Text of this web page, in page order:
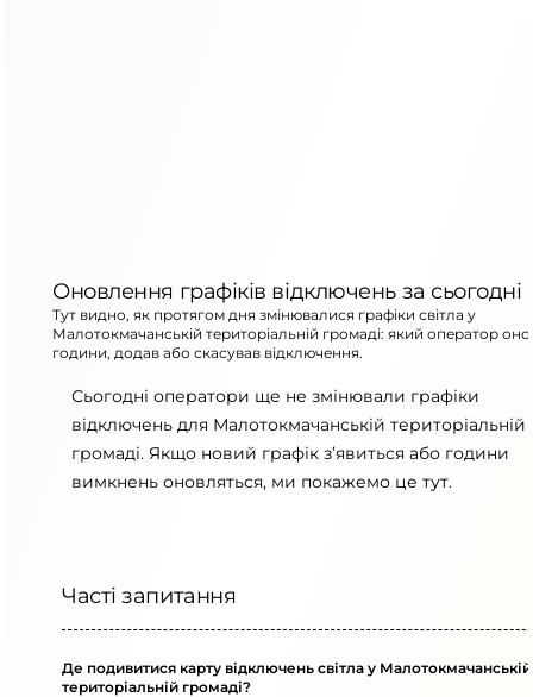
Оновлення графіків відключень за сьогодні
Тут видно, як протягом дня змінювалися графіки світла у
Малотокмачанській територіальній громаді: який оператор
години, додав або скасував відключення.
Сьогодні оператори ще не змінювали графіки
відключень для Малотокмачанській територіальній
громаді. Якщо новий графік з’явиться або години
вимкнень оновляться, ми покажемо це тут.
Часті запитання
Де подивитися карту відключень світла у Малотокмачанській
територіальній громаді?